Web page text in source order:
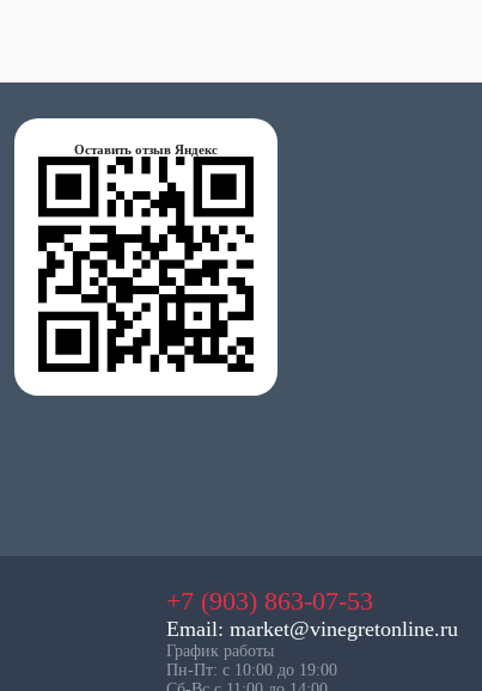
Оставить отзыв Яндекс
+7 (903) 863-07-53
Email: market@vinegretonline.ru
График работы
Пн-Пт: с 10:00 до 19:00